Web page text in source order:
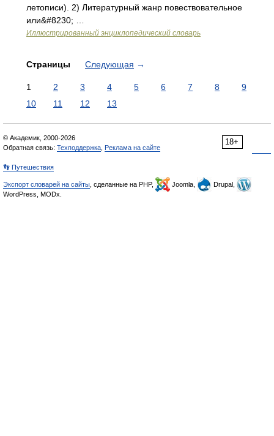
летописи). 2) Литературный жанр повествовательное
или&#8230; …
Иллюстрированный энциклопедический словарь
Страницы Следующая →
1 2 3 4 5 6 7 8
9
10
11 12 13
18+
© Академик, 2000-2026
Обратная связь: Техподдержка Реклама на сайте
👣 Путешествия
Экспорт словарей на сайты , сделанные на PHP, Joomla,
Drupal,
WordPress, MODx.